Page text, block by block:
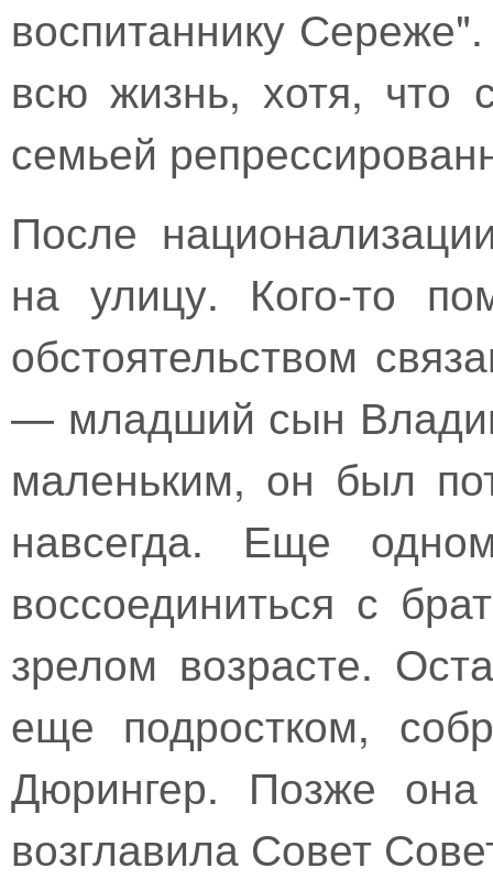
воспитаннику
всю жизнь, хотя, что
семьей
После
на улицу. Кого-то
обстоятельством
— младший сын
маленьким, он был
навсегда. Еще
воссоединиться с
зрелом возрасте.
еще подростком,
Дюрингер. Позже
возглавила Совет